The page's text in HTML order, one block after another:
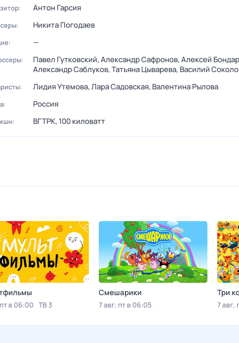
Антон Гарсия
Никита Погодаев
—
Павел Гутковский,Александр Сафронов,Алексей
Александр Саблуков,Татьяна Цыварева, Василий
Лидия Утемова,Лара Садовская, Валентина Рылова
Россия
ВГТРК, 100 киловатт
в 06:00 ТВ 3
Смешарики
7 авг, пт в 06:05
Три
7 авг,